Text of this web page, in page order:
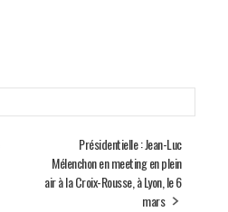
Présidentielle : Jean-Luc
Mélenchon en meeting en plein
air à la Croix-Rousse, à Lyon, le 6
mars